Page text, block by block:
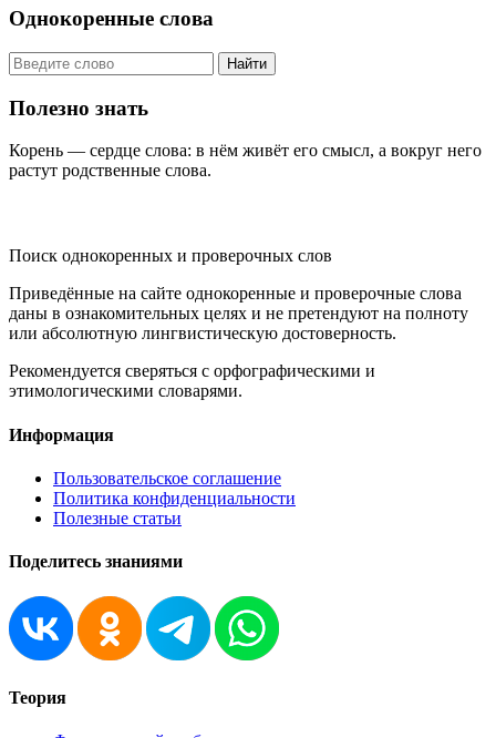
Однокоренные слова
Найти
Полезно знать
Корень — сердце слова: в нём живёт его смысл, а вокруг него
растут родственные слова.
Поиск однокоренных и проверочных слов
Приведённые на сайте однокоренные и проверочные слова
даны в ознакомительных целях и не претендуют на полноту
или абсолютную лингвистическую достоверность.
Рекомендуется сверяться с орфографическими и
этимологическими словарями.
Информация
Пользовательское соглашение
Политика конфиденциальности
Полезные статьи
Поделитесь знаниями
Теория